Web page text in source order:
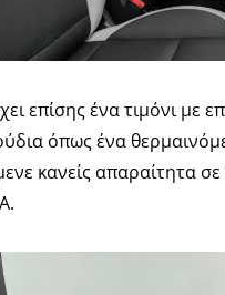
επίσης ένα τιμόνι με
όπως ένα
κανείς απαραίτητα